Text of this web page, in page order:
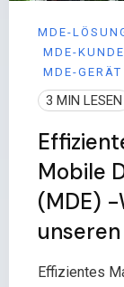
MDE-
MDE-KUNDE
MDE-GERÄT
3 MIN LESEN
Mobile
(MDE)
Effizientes